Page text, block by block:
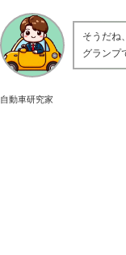
自動車研究家
そうだね
グランプ